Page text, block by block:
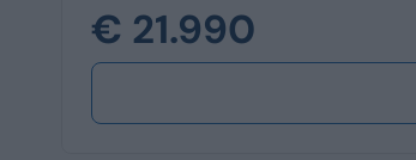
€ 21.990